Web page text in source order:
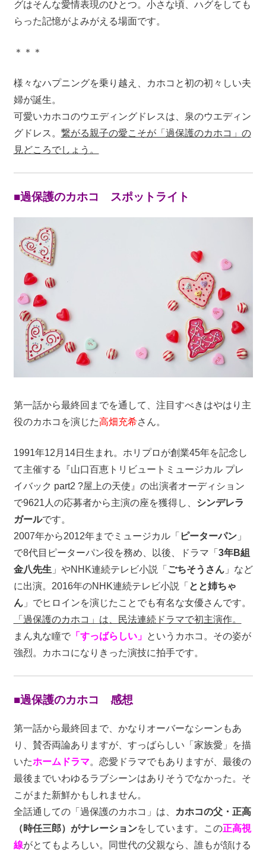
グはそんな愛情表現のひとつ。小さな頃、ハグをしても
らった記憶がよみがえる場面です。
＊＊＊
様々なハプニングを乗り越え、カホコと初の初々しい夫
婦が誕生。
可愛いカホコのウエディングドレスは、泉のウエディン
グドレス。 繋がる親子の愛こそが「過保護のカホコ」の
見どころでしょう。
■過保護のカホコ スポットライト
第一話から最終回までを通して、注目すべきはやはり主
役のカホコを演じた高畑充希さん。
1991年12月14日生まれ。ホリプロが創業45年を記念し
て主催する『山口百恵トリビュートミュージカル プレ
イバック part2 ?屋上の天使』の出演者オーディション
で9621人の応募者から主演の座を獲得し、 シンデレラ
ガールです。
2007年から2012年までミュージカル「 ピーターパン」
で8代目ピーターパン役を務め、以後、ドラマ「 3年B組
金八先生 」やNHK連続テレビ小説「 ごちそうさん」など
に出演。2016年のNHK連続テレビ小説「 とと姉ちゃ
ん」でヒロインを演じたことでも有名な女優さんです。
「過保護のカホコ」は、民法連続ドラマで初主演作。
まん丸な瞳で「すっばらしい」 というカホコ。その姿が
強烈。カホコになりきった演技に拍手です。
■過保護のカホコ 感想
第一話から最終回まで、かなりオーバーなシーンもあ
り、賛否両論ありますが、すっばらしい「家族愛」を描
いたホームドラマ。恋愛ドラマでもありますが、最後の
最後までいわゆるラブシーンはありそうでなかった。そ
こがまた新鮮かもしれません。
全話通しての「過保護のカホコ」は、
カホコの父・正高
（時任三郎）がナレーションをしています。この正高視
線がとてもよろしい。同世代の父親なら、誰もが頷ける